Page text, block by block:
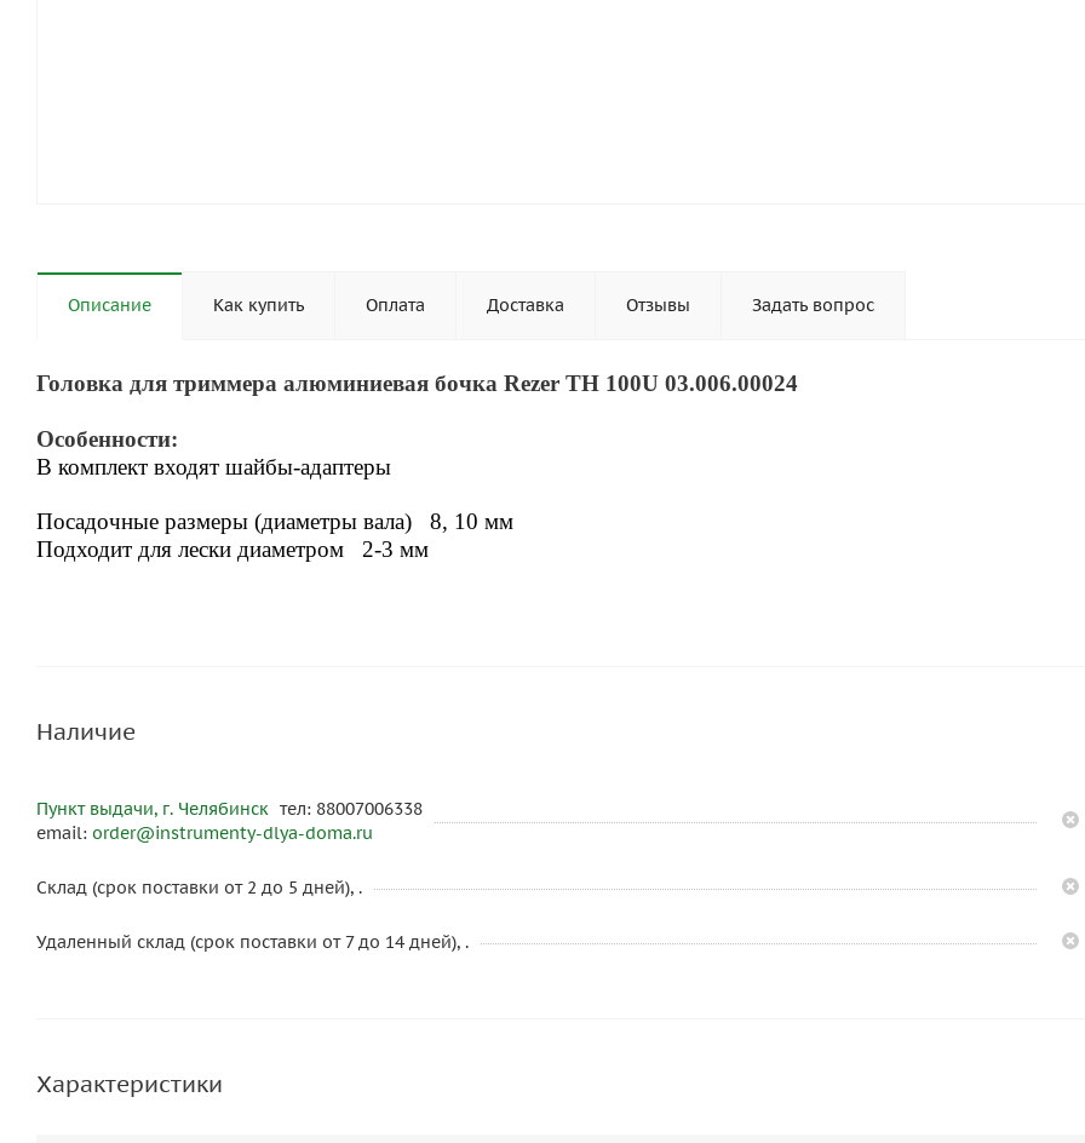
Описание Как купить Оплата Доставка Отзывы Задать вопрос
Головка для триммера алюминиевая бочка Rezer TH 100U 03.006.00024
Особенности:
В комплект входят шайбы-адаптеры
Посадочные размеры (диаметры вала) 8, 10 мм
Подходит для лески диаметром 2-3 мм
Наличие
Пункт выдачи, г. Челябинск тел: 88007006338
email: order@instrumenty-dlya-doma.ru
Склад (срок поставки от 2 до 5 дней), .
Удаленный склад (срок поставки от 7 до 14 дней), .
Характеристики